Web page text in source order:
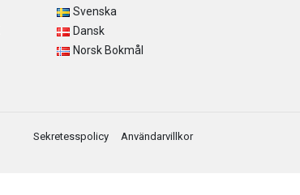
Svenska
Dansk
Norsk Bokmål
Sekretesspolicy Användarvillkor